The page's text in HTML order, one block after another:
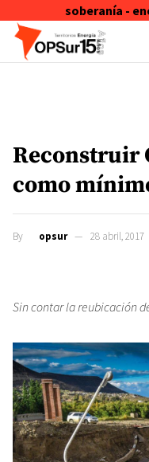
soberanía -
Skip to content
Reconstruir
como
By opsur 28 abril, 2017
Sin contar la reubicación